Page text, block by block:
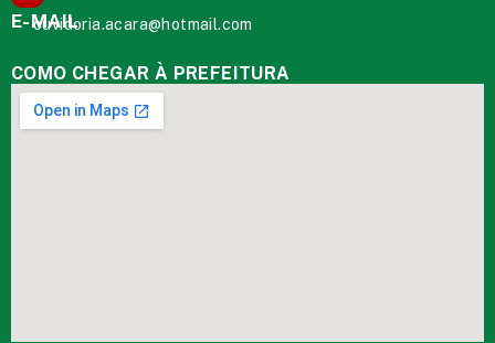
E-MAIL
ouvidoria.acara@hotmail.com
COMO CHEGAR À PREFEITURA